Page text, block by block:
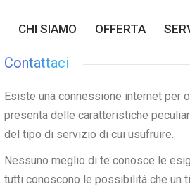
CHI SIAMO OFFERTA
Contattaci
Esiste una connessione internet per
presenta delle caratteristiche
del tipo di servizio di cui usufruire.
Nessuno meglio di te conosce le
tutti conoscono le possibilità che un
CHI SIAMO OFFERTA